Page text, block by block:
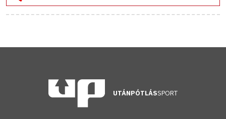
UTÁNPÓTLÁSSPORT